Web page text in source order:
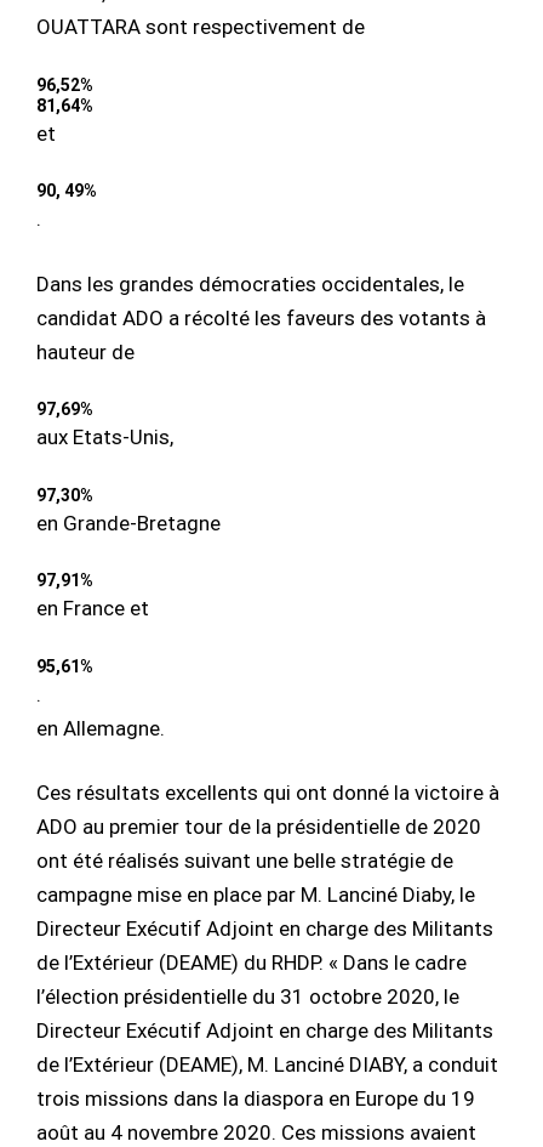
OUATTARA sont respectivement de
96,52%
81,64%
et
90, 49%
.
Dans les grandes démocraties occidentales, le
candidat ADO a récolté les faveurs des votants à
hauteur de
97,69%
aux Etats-Unis,
97,30%
en Grande-Bretagne
97,91%
en France et
95,61%
.
en Allemagne.
Ces résultats excellents qui ont donné la victoire à
ADO au premier tour de la présidentielle de 2020
ont été réalisés suivant une belle stratégie de
campagne mise en place par M. Lanciné Diaby, le
Directeur Exécutif Adjoint en charge des Militants
de l’Extérieur (DEAME) du RHDP. « Dans le cadre
l’élection présidentielle du 31 octobre 2020, le
Directeur Exécutif Adjoint en charge des Militants
de l’Extérieur (DEAME), M. Lanciné DIABY, a conduit
trois missions dans la diaspora en Europe du 19
août au 4 novembre 2020. Ces missions avaient